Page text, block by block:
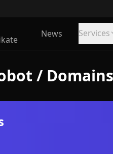
News Services
/